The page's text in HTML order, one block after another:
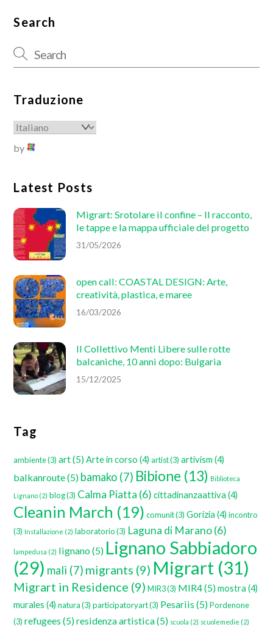
Search
Traduzione
by
Latest Posts
Migrart: Srotolare il confine – Il racconto,
le tappe e la mappa ufficiale del progetto
31/05/2026
open call: COASTAL DESIGN: Arte,
creatività, plastica, e maree
16/03/2026
Il Collettivo Menti Libere sulle rotte
balcaniche, 10 anni dopo: Bulgaria
15/12/2025
Tag
ambiente(3) art(5) Arte in corso (4) artist(3) artivism (4)
balkanroute(5) bamako (7) Bibione (13) Biblioteca
Lignano (2) blog(3) Calma Piatta (6) cittadinanzaattiva (4)
Cleanin March (19) comunit(3) Gorizia (4) incontro
(3) Installazione (2) laboratorio(3) Laguna di Marano(6)
lampedusa (2) lignano(5) Lignano Sabbiadoro
(29) mali (7) migrants (9) Migrart (31)
Migrart in Residence (9) MIR3(3) MIR4(5) mostra (4)
murales (4) natura(3) participatoryart(3) Pesariis(5) Pordenone
(3) refugees(5)residenza artistica(5) scuola (2) scuolemedie (2)